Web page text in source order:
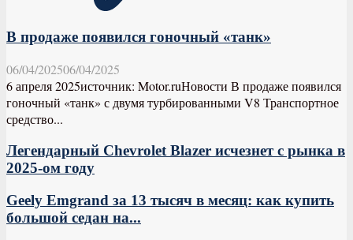
В продаже появился гоночный «танк»
06/04/202506/04/2025
6 апреля 2025источник: Motor.ruНовости В продаже появился
гоночный «танк» с двумя турбированными V8 Транспортное
средство...
Легендарный Chevrolet Blazer исчезнет с рынка в
2025-ом году
Geely Emgrand за 13 тысяч в месяц: как купить
большой седан на...